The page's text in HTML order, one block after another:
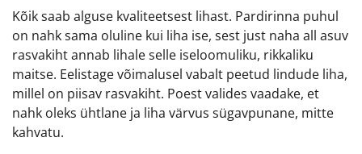
Kõik saab alguse kvaliteetsest lihast. Pardirinna puhul
on nahk sama oluline kui liha ise, sest just naha all asuv
rasvakiht annab lihale selle iseloomuliku, rikkaliku
maitse. Eelistage võimalusel vabalt peetud lindude liha,
millel on piisav rasvakiht. Poest valides vaadake, et
nahk oleks ühtlane ja liha värvus sügavpunane, mitte
kahvatu.